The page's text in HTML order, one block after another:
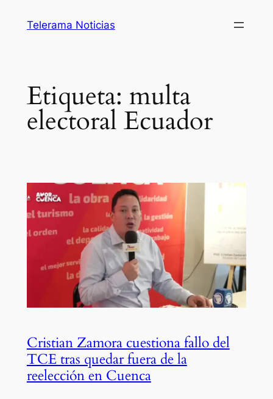
Telerama Noticias
Etiqueta: multa
electoral Ecuador
Cristian Zamora cuestiona fallo del
TCE tras quedar fuera de la
reelección en Cuenca